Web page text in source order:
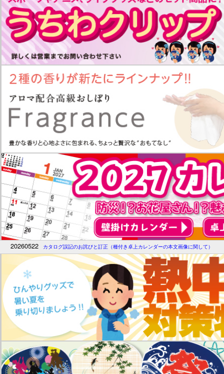
20260522 カタログ誤記のお詫びと訂正（種付き卓上カレンダーの本文画像に関して）